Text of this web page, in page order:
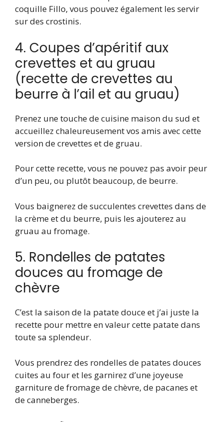
coquille Fillo, vous pouvez également les servir
sur des crostinis.
4. Coupes d’apéritif aux
crevettes et au gruau
(recette de crevettes au
beurre à l’ail et au gruau)
Prenez une touche de cuisine maison du sud et
accueillez chaleureusement vos amis avec cette
version de crevettes et de gruau.
Pour cette recette, vous ne pouvez pas avoir peur
d’un peu, ou plutôt beaucoup, de beurre.
Vous baignerez de succulentes crevettes dans de
la crème et du beurre, puis les ajouterez au
gruau au fromage.
5. Rondelles de patates
douces au fromage de
chèvre
C’est la saison de la patate douce et j’ai juste la
recette pour mettre en valeur cette patate dans
toute sa splendeur.
Vous prendrez des rondelles de patates douces
cuites au four et les garnirez d’une joyeuse
garniture de fromage de chèvre, de pacanes et
de canneberges.